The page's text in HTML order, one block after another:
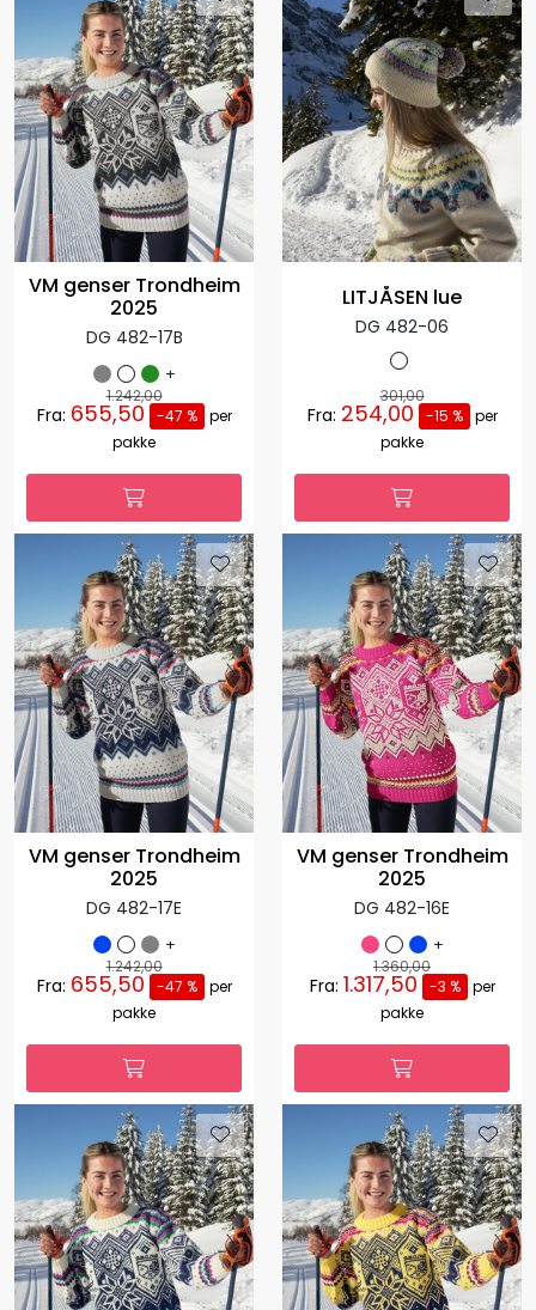
VM genser Trondheim
2025
DG 482-17B
+
1.242,00
Fra: 655,50 -47 %
per
pakke
LITJÅSEN lue
DG 482-06
301,00
Fra: 254,00 -15 %
per
pakke
VM genser Trondheim
2025
DG 482-17E
+
1.242,00
Fra: 655,50 -47 %
per
pakke
VM genser Trondheim
2025
DG 482-16E
+
1.360,00
Fra: 1.317,50 -3 %
per
pakke